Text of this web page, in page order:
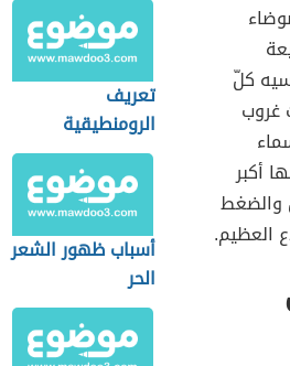
كلّ
غروب
أكبر
والضغط
العظيم.
تعريف
الرومنطيقية
أسباب ظهور الشعر
الحر